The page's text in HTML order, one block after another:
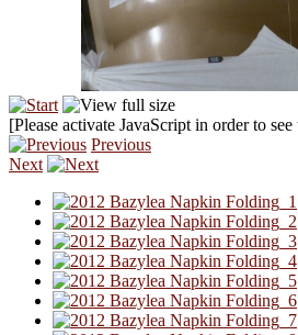
[Please activate JavaScript in order to
Previous
Next